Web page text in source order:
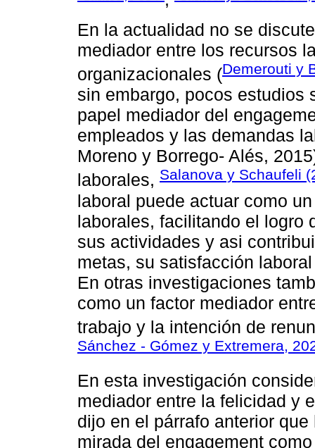
En la actualidad no se
mediador entre los recursos
organizacionales (Demerouti y
sin embargo, pocos estudios
papel mediador del
empleados y las demandas
Moreno y Borrego- Alés,
laborales, Salanova y Schaufeli
laboral puede actuar como
laborales, facilitando el logro
sus actividades y asi
metas, su satisfacción
En otras investigaciones
como un factor mediador
trabajo y la intención de
Sánchez - Gómez y Extremera,
En esta investigación
mediador entre la felicidad y
dijo en el párrafo anterior
mirada del engagement